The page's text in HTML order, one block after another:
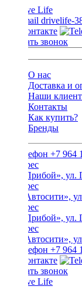
drivelife-
Заказать звонок
О нас
Доставка и
Наши
Контакты
Как купить?
Бренды
+7 964
ТЦ «Прибой», ул.
ТЦ «Автосити»,
ТЦ «Прибой», ул.
ТЦ «Автосити»,
+7 964
Заказать звонок